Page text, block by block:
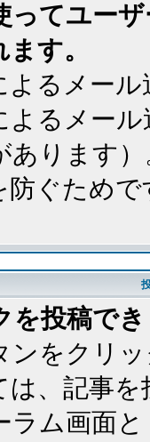
ってユー
す。
よるメー
よるメー
あります
防ぐためで
を投稿で
ンをクリ
は、記事
ラム画面